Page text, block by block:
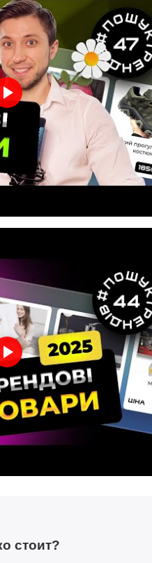
стоит?